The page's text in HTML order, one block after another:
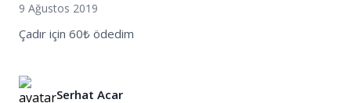
9 Ağustos 2019
Çadır için 60₺ ödedim
Serhat Acar